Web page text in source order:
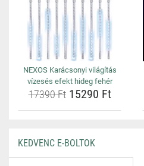
NEXOS Karácsonyi világítás
vízesés efekt hideg fehér
17390 Ft15290 Ft
KEDVENC E-BOLTOK